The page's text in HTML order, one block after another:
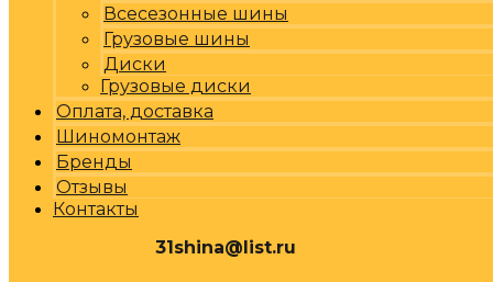
Всесезонные шины
Грузовые шины
Диски
Грузовые диски
Оплата, доставка
Шиномонтаж
Бренды
Отзывы
Контакты
31shina@list.ru